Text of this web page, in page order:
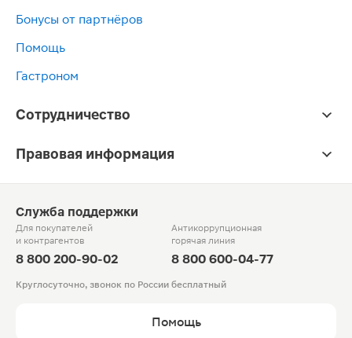
Бонусы от партнёров
Помощь
Гастроном
Сотрудничество
Правовая информация
Служба поддержки
Для покупателей
и контрагентов
8 800 200-90-02
Антикоррупционная
горячая линия
8 800 600-04-77
Круглосуточно, звонок по России бесплатный
Помощь